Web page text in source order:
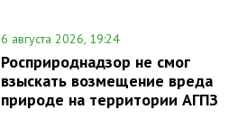
6 августа 2026, 19:24
Росприроднадзор не смог
взыскать возмещение вреда
природе на территории АГПЗ